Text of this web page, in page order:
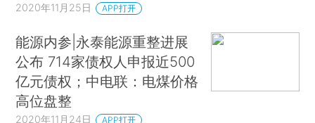
2020年11月25日 APP打开
能源内参|永泰能源重整进展
公布 714家债权人申报近500
亿元债权；中电联：电煤价格
高位盘整
2020年11月24日 APP打开